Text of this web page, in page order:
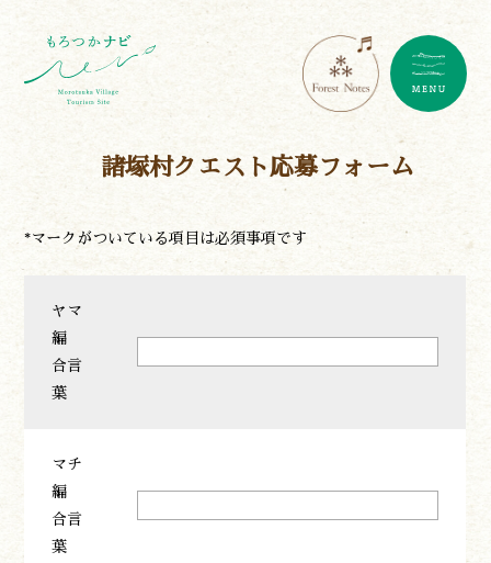
諸塚村クエスト応募フォーム
*マークがついている項目は必須事項です
ヤマ
編
合言
葉
マチ
編
合言
葉